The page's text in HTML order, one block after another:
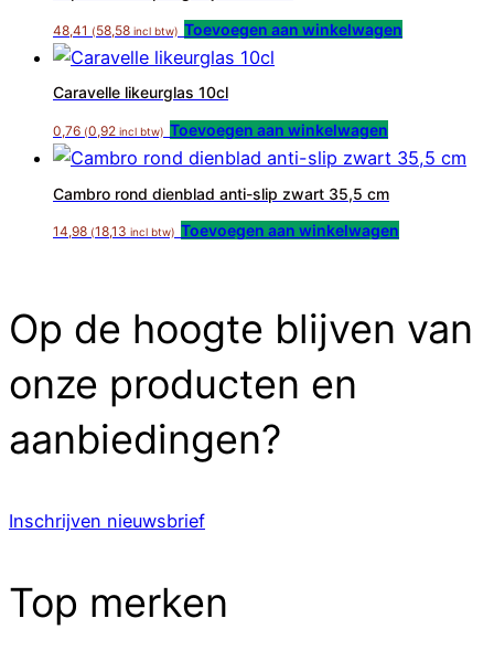
48,41 (58,58 incl btw) Toevoegen aan winkelwagen
Caravelle likeurglas 10cl
0,76 (0,92 incl btw) Toevoegen aan winkelwagen
Cambro rond dienblad anti-slip zwart 35,5 cm
14,98 (18,13 incl btw) Toevoegen aan winkelwagen
Op de hoogte blijven van
onze producten en
aanbiedingen?
Inschrijven nieuwsbrief
Top merken